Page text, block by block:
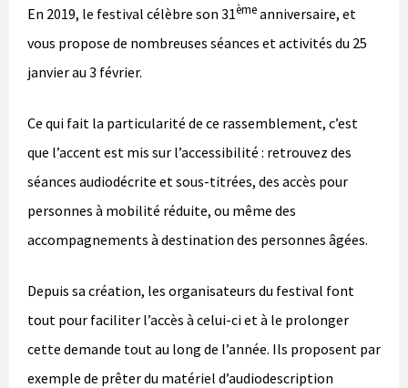
En 2019, le festival célèbre son 31èmeanniversaire, et
vous propose de nombreuses séances et activités du 25
janvier au 3 février.
Ce qui fait la particularité de ce rassemblement, c’est
que l’accent est mis sur l’accessibilité : retrouvez des
séances audiodécrite et sous-titrées, des accès pour
personnes à mobilité réduite, ou même des
accompagnements à destination des personnes âgées.
Depuis sa création, les organisateurs du festival font
tout pour faciliter l’accès à celui-ci et à le prolonger
cette demande tout au long de l’année. Ils proposent par
exemple de prêter du matériel d’audiodescription